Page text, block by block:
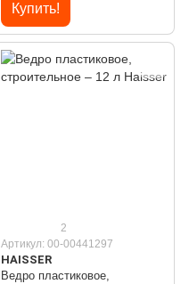
Купить!
2
Артикул: 00-00441297
HAISSER
Ведро пластиковое,